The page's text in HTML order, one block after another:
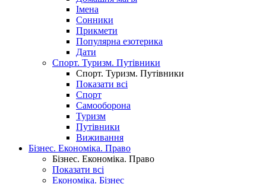
Імена
Сонники
Прикмети
Популярна езотерика
Дати
Спорт. Туризм. Путівники
Спорт. Туризм. Путівники
Показати всі
Спорт
Самооборона
Туризм
Путівники
Виживання
Бізнес. Економіка. Право
Бізнес. Економіка. Право
Показати всі
Економіка. Бізнес